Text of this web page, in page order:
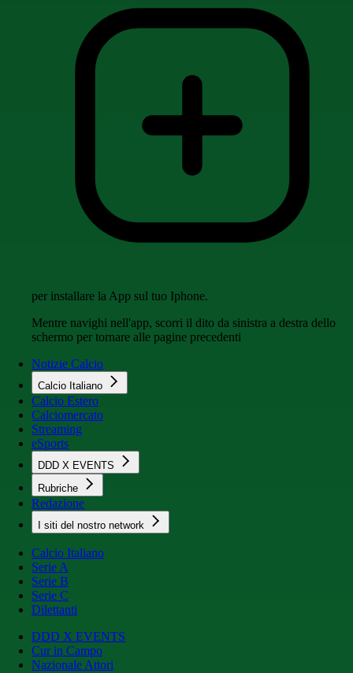
per installare la App sul tuo Iphone.
Mentre navighi nell'app, scorri il dito da sinistra a destra dello
schermo per tornare alle pagine precedenti
Notizie Calcio
Calcio Italiano
Calcio Estero
Calciomercato
Streaming
eSports
DDD X EVENTS
Rubriche
Redazione
I siti del nostro network
Calcio Italiano
Serie A
Serie B
Serie C
Dilettanti
DDD X EVENTS
Cur in Campo
Nazionale Attori